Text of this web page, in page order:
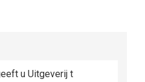
u Uitgeverij t